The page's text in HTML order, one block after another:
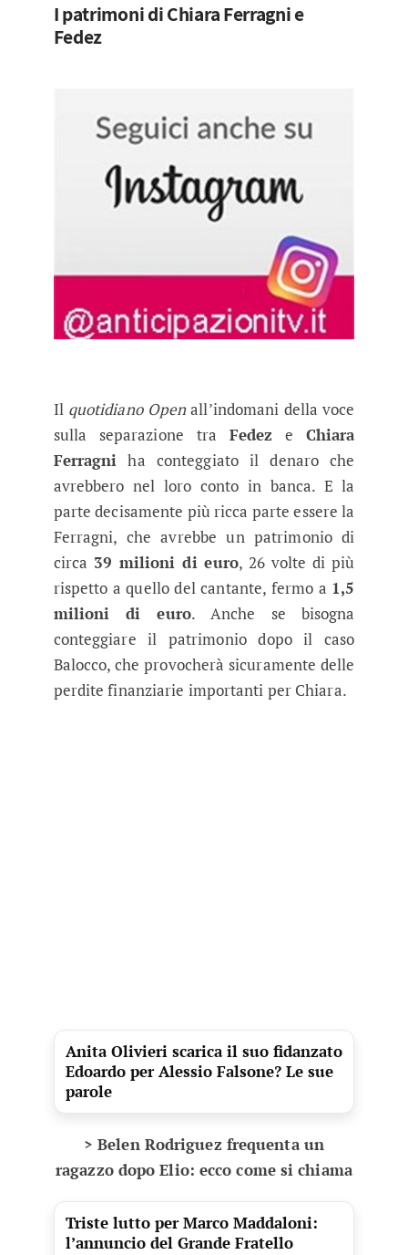
I patrimoni di Chiara Ferragni e
Fedez
Il quotidiano Openall’indomani della voce
sulla separazione tra Fedez e Chiara
Ferragni ha conteggiato il denaro che
avrebbero nel loro conto in banca. E la
parte decisamente più ricca parte essere la
Ferragni, che avrebbe un patrimonio di
circa 39 milioni di euro, 26 volte di più
rispetto a quello del cantante, fermo a 1,5
milioni di euro. Anche se bisogna
conteggiare il patrimonio dopo il caso
Balocco, che provocherà sicuramente delle
perdite finanziarie importanti per Chiara.
Anita Olivieri scarica il suo fidanzato
Edoardo per Alessio Falsone? Le sue
parole
> Belen Rodriguez frequenta un
ragazzo dopo Elio: ecco come si chiama
Triste lutto per Marco Maddaloni:
l’annuncio del Grande Fratello